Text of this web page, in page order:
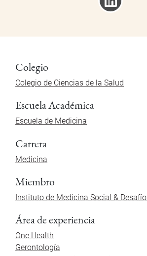
Colegio
Colegio de Ciencias de la Salud
Escuela Académica
Escuela de Medicina
Carrera
Medicina
Miembro
Instituto de Medicina Social &
Área de experiencia
One Health
Gerontología